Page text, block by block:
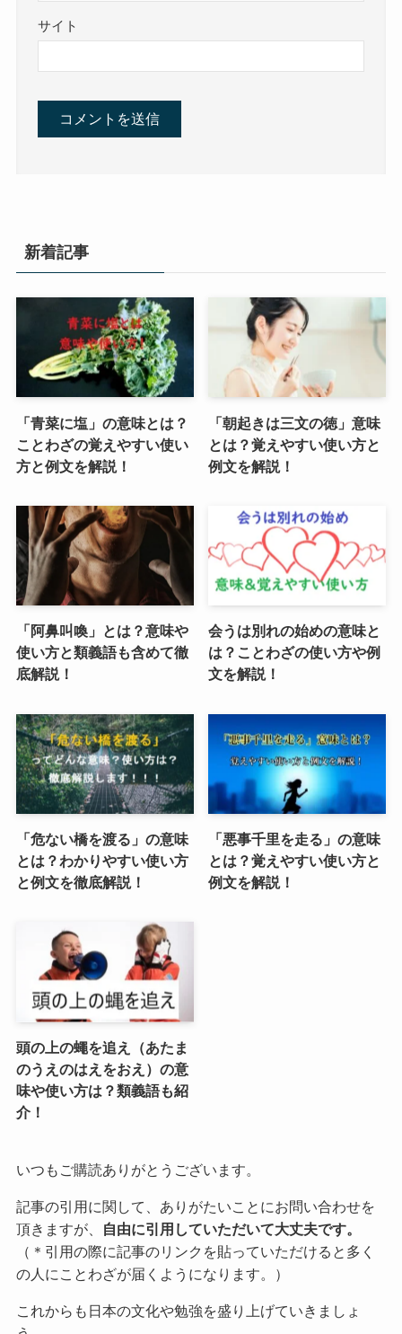
サイト
新着記事
「青菜に塩」の意味とは？
ことわざの覚えやすい使い
方と例文を解説！
「朝起きは三文の徳」意味
とは？覚えやすい使い方と
例文を解説！
「阿鼻叫喚」とは？意味や
使い方と類義語も含めて徹
底解説！
会うは別れの始めの意味と
は？ことわざの使い方や例
文を解説！
「危ない橋を渡る」の意味
とは？わかりやすい使い方
と例文を徹底解説！
「悪事千里を走る」の意味
とは？覚えやすい使い方と
例文を解説！
頭の上の蠅を追え（あたま
のうえのはえをおえ）の意
味や使い方は？類義語も紹
介！
いつもご購読ありがとうございます。
記事の引用に関して、ありがたいことにお問い合わせを
頂きますが、
自由に引用していただいて大丈夫です。
（＊引用の際に記事のリンクを貼っていただけると多く
の人にことわざが届くようになります。）
これからも日本の文化や勉強を盛り上げていきましょ